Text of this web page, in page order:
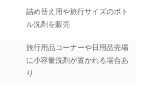
詰め替え用や旅行サイズのボト
ル洗剤を販売
旅行用品コーナーや日用品売場
に小容量洗剤が置かれる場合あ
り